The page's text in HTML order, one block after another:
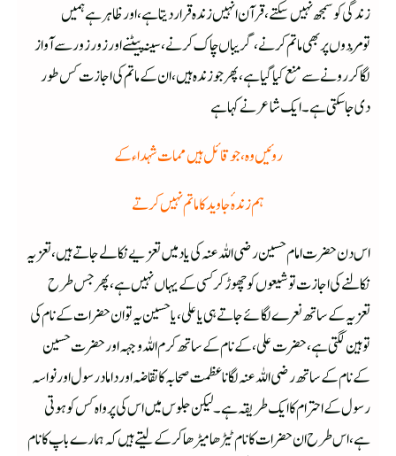
زندگی کو سمجھ نہیں سکتے، قرآن انہیں زندہ قرار دیتا ہے، اور ظاہر ہے ہمیں
تومْردوں پر بھی ماتم کرنے، گریباں چاک کرنے، سینہ پیٹنے اور زور زور سے آواز
لگا کر رونے سے منع کیا گیاہے، پھر جو زندہ ہیں، ان کے ماتم کی اجازت کس طور
دی جا سکتی ہے۔ ایک شاعر نے کہا ہے
روئیں وہ، جو قائل ہیں ممات شہداء کے
ہم زندہ ٔجاوید کا ماتم نہیں کرتے
اس دن حضرت امام حسین رضی اللہ عنہ کی یاد میں تعزیے نکالے جاتے ہیں، تعزیہ
نکالنے کی اجازت تو شیعوں کو چھوڑ کر کسی کے یہاں نہیں ہے، پھر جس طرح
تعزیہ کے ساتھ نعرے لگائے جاتے ہی یاعلی، یا حسین یہ تو ان حضرات کے نام کی
توہین لگتی ہے، حضرت علی، کے نام کے ساتھ کرم اللہ وجہہ اور حضرت حسین
کے نام کے ساتھ رضی اللہ عنہ لگانا عظمت صحابہ کا تقاضہ اور داماد رسول اور نواسہ
رسول کے احترام کا ایک طریقہ ہے۔ لیکن جلوس میں اس کی پرواہ کس کو ہوتی
ہے، اس طرح ان حضرات کا نام ٹیڑھا میڑھا کرکے لیتے ہیں کہ ہمارے باپ کا نا م